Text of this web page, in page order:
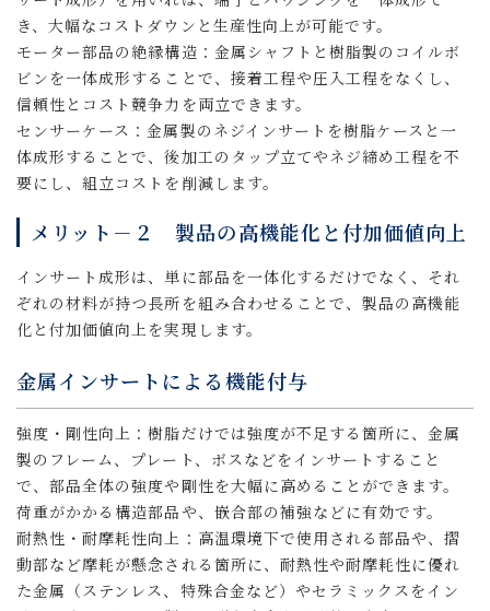
き、大幅なコストダウンと生産性向上が可能です。
モーター部品の絶縁構造：金属シャフトと樹脂製のコイルボ
ビンを一体成形することで、接着工程や圧入工程をなくし、
信頼性とコスト競争力を両立できます。
センサーケース：金属製のネジインサートを樹脂ケースと一
体成形することで、後加工のタップ立てやネジ締め工程を不
要にし、組立コストを削減します。
メリット－２ 製品の高機能化と付加価値向上
インサート成形は、単に部品を一体化するだけでなく、それ
ぞれの材料が持つ長所を組み合わせることで、製品の高機能
化と付加価値向上を実現します。
金属インサートによる機能付与
強度・剛性向上：樹脂だけでは強度が不足する箇所に、金属
製のフレーム、プレート、ボスなどをインサートすること
で、部品全体の強度や剛性を大幅に高めることができます。
荷重がかかる構造部品や、嵌合部の補強などに有効です。
耐熱性・耐摩耗性向上：高温環境下で使用される部品や、摺
動部など摩耗が懸念される箇所に、耐熱性や耐摩耗性に優れ
た金属（ステンレス、特殊合金など）やセラミックスをイン